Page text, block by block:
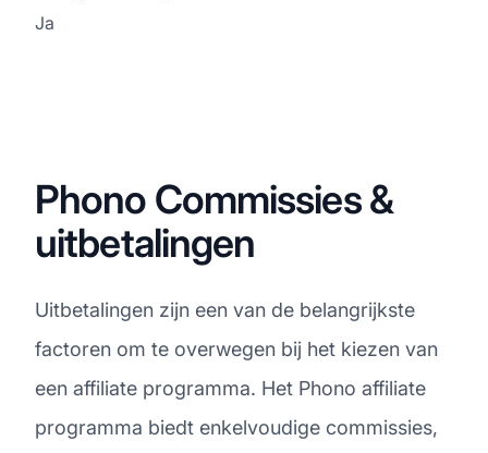
Ja
Phono Commissies &
uitbetalingen
Uitbetalingen zijn een van de belangrijkste
factoren om te overwegen bij het kiezen van
een affiliate programma. Het Phono affiliate
programma biedt enkelvoudige commissies,